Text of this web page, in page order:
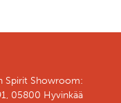
Spirit Showroom:
05800 Hyvinkää